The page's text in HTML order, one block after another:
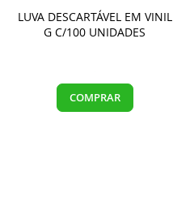
LUVA DESCARTÁVEL EM VINIL
G C/100 UNIDADES
COMPRAR